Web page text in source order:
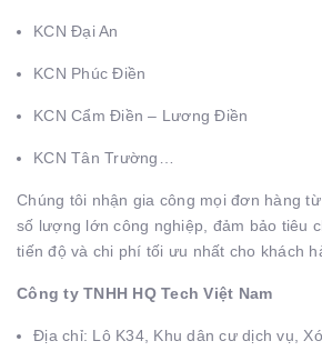
KCN Đại An
KCN Phúc Điền
KCN Cẩm Điền – Lương Điền
KCN Tân Trường…
Chúng tôi nhận gia công mọi đơn hàng
số lượng lớn công nghiệp, đảm bảo tiêu
tiến độ và chi phí tối ưu nhất cho khách
Công ty TNHH HQ Tech Việt Nam
Địa chỉ: Lô K34, Khu dân cư dịch vụ,